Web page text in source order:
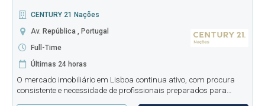
CENTURY 21 Nações
Av. República , Portugal
Full-Time
Últimas 24 horas
O mercado imobiliário em Lisboa continua ativo, com procura
consistente e necessidade de profissionais preparados para